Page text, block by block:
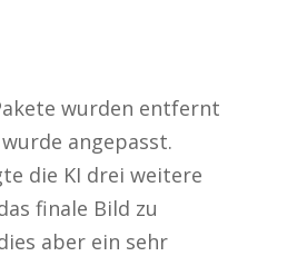
wurden entfernt
angepasst.
die KI drei weitere
finale Bild zu
aber ein sehr